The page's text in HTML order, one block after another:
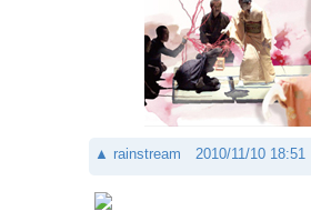
▲ rainstream 2010/11/10 18:51